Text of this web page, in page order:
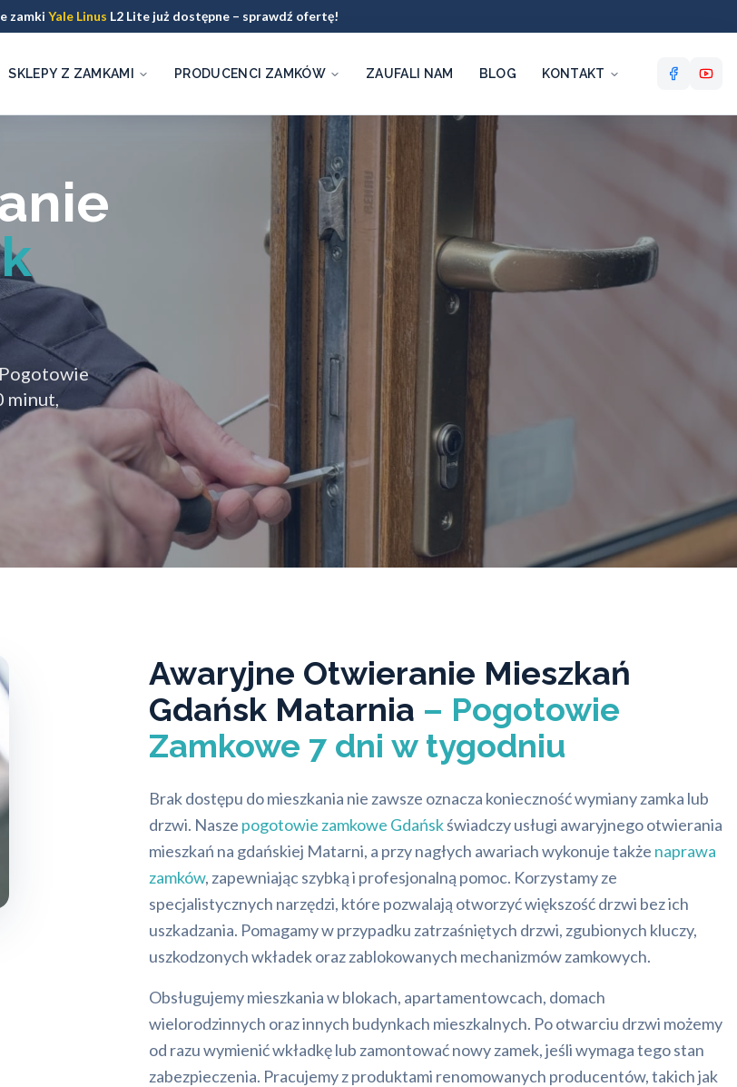
zamki Yale Linus L2 Lite już dostępne – sprawdź ofertę!
SKLEPY Z ZAMKAMI PRODUCENCI ZAMKÓW ZAUFALI NAM BLOG KONTAKT
minut,
Awaryjne Otwieranie Mieszkań
Gdańsk Matarnia – Pogotowie
Zamkowe 7 dni w tygodniu
Brak dostępu do mieszkania nie zawsze oznacza konieczność wymiany zamka lub
drzwi. Nasze pogotowie zamkowe Gdańskświadczy usługi awaryjnego otwierania
mieszkań na gdańskiej Matarni, a przy nagłych awariach wykonuje także naprawa
zamków, zapewniając szybką i profesjonalną pomoc. Korzystamy ze
specjalistycznych narzędzi, które pozwalają otworzyć większość drzwi bez ich
uszkadzania. Pomagamy w przypadku zatrzaśniętych drzwi, zgubionych kluczy,
uszkodzonych wkładek oraz zablokowanych mechanizmów zamkowych.
Obsługujemy mieszkania w blokach, apartamentowcach, domach
wielorodzinnych oraz innych budynkach mieszkalnych. Po otwarciu drzwi możemy
od razu wymienić wkładkę lub zamontować nowy zamek, jeśli wymaga tego stan
zabezpieczenia. Pracujemy z produktami renomowanych producentów, takich jak